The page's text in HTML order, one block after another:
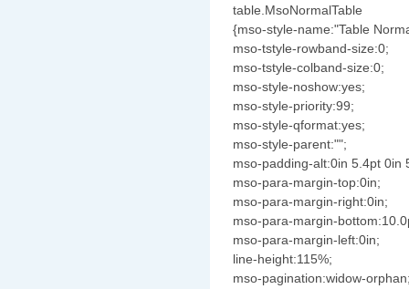
table.MsoNormalTable
{mso-style-name:"Table
mso-tstyle-rowband-size:0;
mso-tstyle-colband-size:0;
mso-style-noshow:yes;
mso-style-priority:99;
mso-style-qformat:yes;
mso-style-parent:"";
mso-padding-alt:0in 5.4pt 0in
mso-para-margin-top:0in;
mso-para-margin-right:0in;
mso-para-margin-
mso-para-margin-left:0in;
line-height:115%;
mso-pagination:widow-